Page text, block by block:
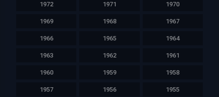
1972 1971 1970
1969 1968 1967
1966 1965 1964
1963 1962 1961
1960 1959 1958
1957 1956 1955